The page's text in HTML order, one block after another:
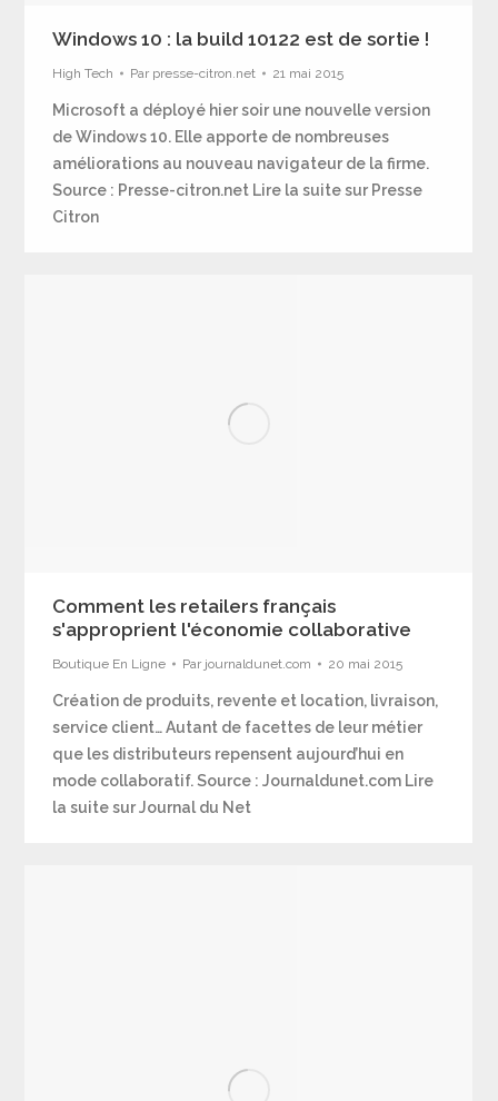
Windows 10 : la build 10122 est de sortie !
High Tech Par presse-citron.net 21 mai 2015
Microsoft a déployé hier soir une nouvelle version
de Windows 10. Elle apporte de nombreuses
améliorations au nouveau navigateur de la firme.
Source : Presse-citron.net Lire la suite sur Presse
Citron
Comment les retailers français
s'approprient l'économie collaborative
Boutique En Ligne Par journaldunet.com 20 mai 2015
Création de produits, revente et location, livraison,
service client… Autant de facettes de leur métier
que les distributeurs repensent aujourd’hui en
mode collaboratif. Source : Journaldunet.com Lire
la suite sur Journal du Net